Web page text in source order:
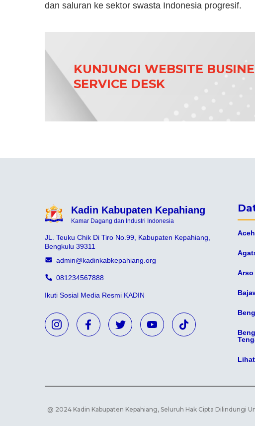
dan saluran ke sektor swasta Indonesia progresif.
KUNJUNGI WEBSITE
SERVICE DESK
Kadin Kabupaten Kepahiang
Kamar Dagang dan Industri Indonesia
JL. Teuku Chik Di Tiro No.99, Kabupaten Kepahiang,
Bengkulu 39311
admin@kadinkabkepahiang.org
081234567888
Ikuti Sosial Media Resmi KADIN
Arso
@ 2024 Kadin Kabupaten Kepahiang, Seluruh Hak Cipta Dilindungi